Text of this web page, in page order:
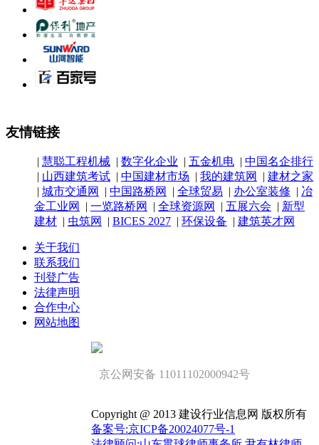
友情链接
| 慧聪工程机械 | 数字化企业 | 五金机电 | 中国名企排行
| 山西建筑考试 | 中国建材市场 | 我的建筑网 | 建材之家
| 城市交通网 | 中国路桥网 | 全球贸易 | 办公室装修 | 冶
金工业网
| 一览路桥网 | 全球资源网 | 五展六会 | 新型
建材 | 虫筑网 | BICES 2027 | 环保设备 | 建筑英才网
关于我们
联系我们
刊登广告
法律声明
合作中心
网站地图
京公网安备 11011102000942号
Copyright @ 2013 建设行业信息网 版权所有
备案号:京ICP备20024077号-1